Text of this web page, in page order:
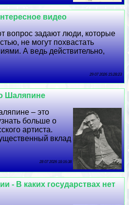
видео
вопрос задают люди, которые
не могут похвастать
А ведь действительно,
29 07 2026 15:28:23
Шаляпине
– это
больше о
артиста.
вклад
28 07 2026 18:16:38
- В каких государствах нет